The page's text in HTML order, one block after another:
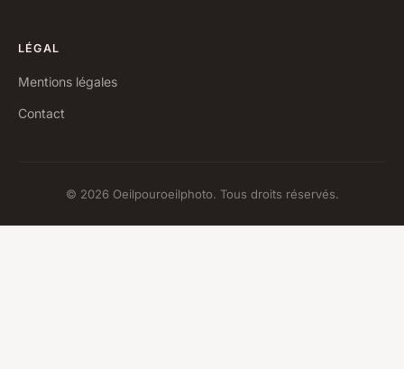
LÉGAL
Mentions légales
Contact
© 2026 Oeilpouroeilphoto. Tous droits réservés.